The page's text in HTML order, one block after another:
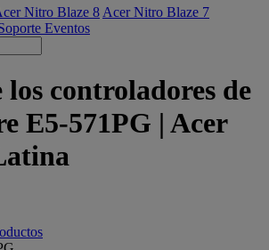
Nitro Blaze 8 Acer Nitro Blaze 7
Eventos
los controladores de
E5-571PG | Acer